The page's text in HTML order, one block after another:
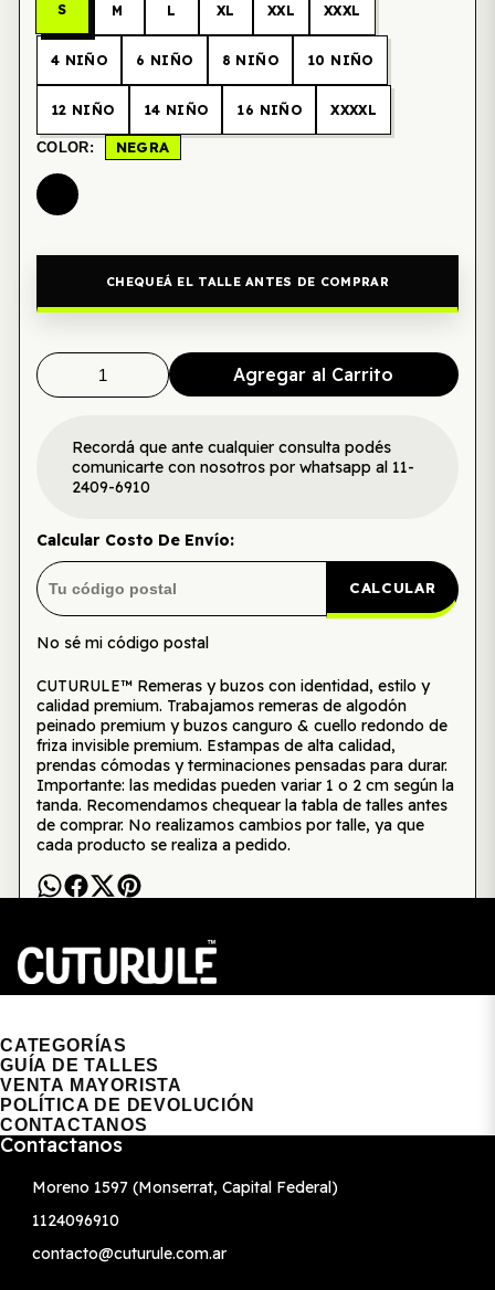
S M L XL XXL XXXL
4 NIÑO 6 NIÑO 8 NIÑO 10 NIÑO
12 NIÑO 14 NIÑO 16 NIÑO XXXXL
COLOR: NEGRA
CHEQUEÁ EL TALLE ANTES DE COMPRAR
Agregar al Carrito
Recordá que ante cualquier consulta podés
comunicarte con nosotros por whatsapp al 11-
2409-6910
Calcular Costo De Envío:
CALCULAR
No sé mi código postal
CUTURULE™ Remeras y buzos con identidad, estilo y
calidad premium. Trabajamos remeras de algodón
peinado premium y buzos canguro & cuello redondo de
friza invisible premium. Estampas de alta calidad,
prendas cómodas y terminaciones pensadas para durar.
Importante: las medidas pueden variar 1 o 2 cm según la
tanda. Recomendamos chequear la tabla de talles antes
de comprar. No realizamos cambios por talle, ya que
cada producto se realiza a pedido.
CATEGORÍAS
GUÍA DE TALLES
VENTA MAYORISTA
POLÍTICA DE DEVOLUCIÓN
CONTACTANOS
Contactanos
Moreno 1597 (Monserrat, Capital Federal)
1124096910
contacto@cuturule.com.ar